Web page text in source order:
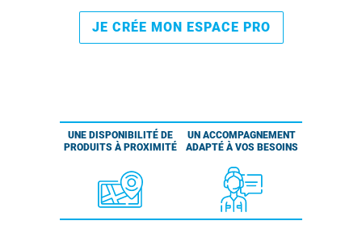
JE CRÉE MON ESPACE PRO
UNE DISPONIBILITÉ DE
PRODUITS À PROXIMITÉ
UN ACCOMPAGNEMENT
ADAPTÉ À VOS BESOINS